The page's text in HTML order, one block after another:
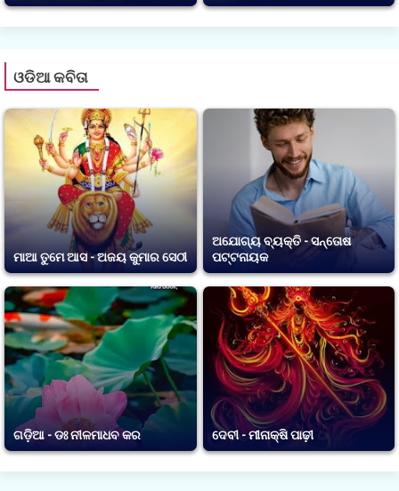
ଓଡିଆ କବିତା
ମାଆ ତୁମେ ଆସ - ଅଜୟ କୁମାର ସେଠୀ
ଅଯୋଗ୍ୟ ବ୍ୟକ୍ତି - ସନ୍ତୋଷ
ପଟ୍ଟନାୟକ
ଗଡ଼ିଆ - ଡଃ ନୀଳମାଧବ କର ଦେବୀ - ମୀନାକ୍ଷି ପାଢ଼ୀ